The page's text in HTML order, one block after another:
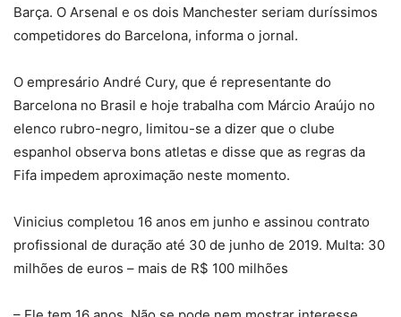
Barça. O Arsenal e os dois Manchester seriam duríssimos
competidores do Barcelona, informa o jornal.
O empresário André Cury, que é representante do
Barcelona no Brasil e hoje trabalha com Márcio Araújo no
elenco rubro-negro, limitou-se a dizer que o clube
espanhol observa bons atletas e disse que as regras da
Fifa impedem aproximação neste momento.
Vinicius completou 16 anos em junho e assinou contrato
profissional de duração até 30 de junho de 2019. Multa: 30
milhões de euros – mais de R$ 100 milhões